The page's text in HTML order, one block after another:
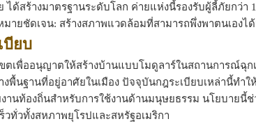
ด้สร้างมาตรฐานระดับโลก ค่ายแห่งนี้รองรับผู้ลี้ภัยกว่า
ายชัดเจน: สร้างสภาพแวดล้อมที่สามารถพึ่งพาตนเองไ
บียบ
ตเพื่ออนุญาตให้สร้างบ้านแบบโมดูลาร์ในสถานการณ์ฉุก
พื้นฐานที่อยู่อาศัยในเมือง ปัจจุบันกฎระเบียบเหล่านี้ทำใ
นท้องถิ่นสำหรับการใช้งานด้านมนุษยธรรม นโยบายนี้ช่
วทั่วทั้งสหภาพยุโรปและสหรัฐอเมริกา